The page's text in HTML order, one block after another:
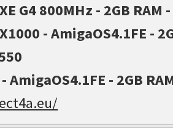
G4 800MHz - 2GB
- AmigaOS4.1FE -
AmigaOS4.1FE - 2GB